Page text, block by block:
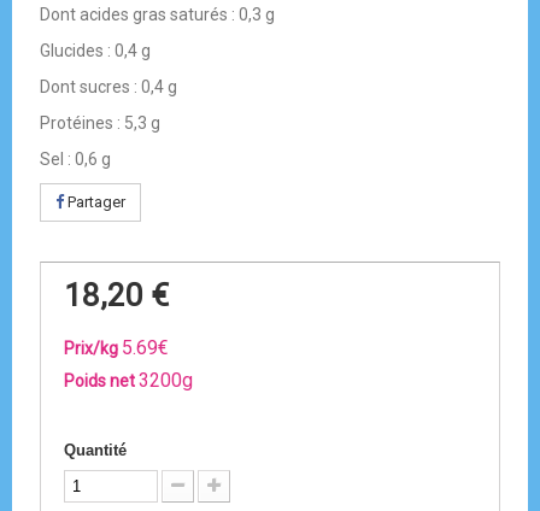
Dont acides gras saturés : 0,3 g
Glucides : 0,4 g
Dont sucres : 0,4 g
Protéines : 5,3 g
Sel : 0,6 g
Partager
18,20 €
Prix/kg 5.69€
Poids net3200g
Quantité